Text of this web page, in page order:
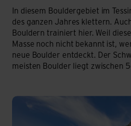
In diesem Bouldergebiet im
des ganzen Jahres klettern.
Bouldern trainiert hier. Weil
Masse noch nicht bekannt ist,
neue Boulder entdeckt. Der
meisten Boulder liegt zwischen